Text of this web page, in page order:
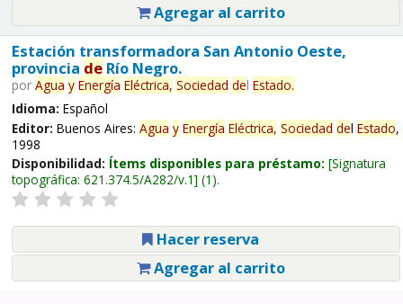
Agregar al carrito
Estación transformadora San Antonio Oeste,
provincia deRío Negro.
por Agua y Energía Eléctrica, Sociedad del Estado.
Idioma: Español
Editor: Buenos Aires: Agua y Energía Eléctrica, Sociedad del Estado,
1998
Disponibilidad: Ítems disponibles para préstamo: Signatura
topográfica: 621.374.5/A282/v.1 (1).
Hacer reserva
Agregar al carrito